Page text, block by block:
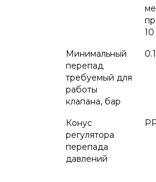
Минимальный
перепад
требуемый для
работы
клапана, бар
Конус
регулятора
перепада
давлений